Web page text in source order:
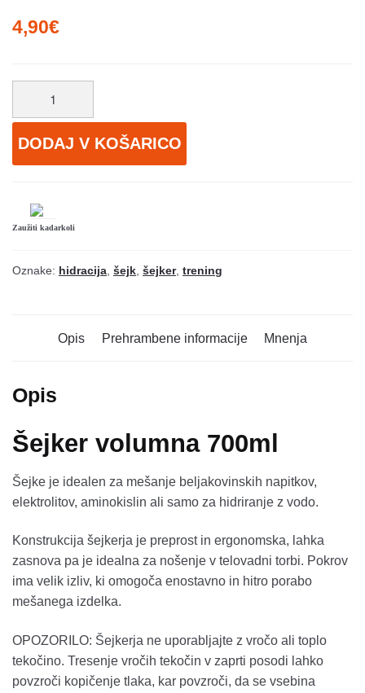
4,90€
DODAJ V KOŠARICO
Zaužiti kadarkoli
Oznake: hidracija šejk šejker, trening
Opis Prehrambene informacije Mnenja
Opis
Šejker volumna 700ml
Šejke je idealen za mešanje beljakovinskih napitkov,
elektrolitov, aminokislin ali samo za hidriranje z vodo.
Konstrukcija šejkerja je preprost in ergonomska, lahka
zasnova pa je idealna za nošenje v telovadni torbi. Pokrov
ima velik izliv, ki omogoča enostavno in hitro porabo
mešanega izdelka.
OPOZORILO: Šejkerja ne uporabljajte z vročo ali toplo
tekočino. Tresenje vročih tekočin v zaprti posodi lahko
povzroči kopičenje tlaka, kar povzroči, da se vsebina